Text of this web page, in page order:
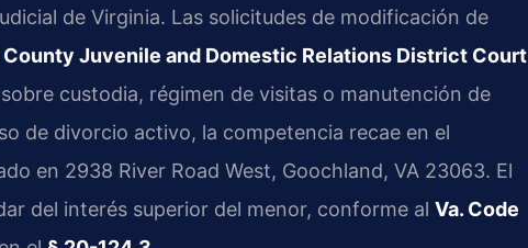
de Virginia. Las solicitudes de modificación de
County Juvenile and Domestic Relations District Court
custodia, régimen de visitas o manutención de
de divorcio activo, la competencia recae en el
en 2938 River Road West, Goochland, VA 23063. El
del interés superior del menor, conforme al Va. Code